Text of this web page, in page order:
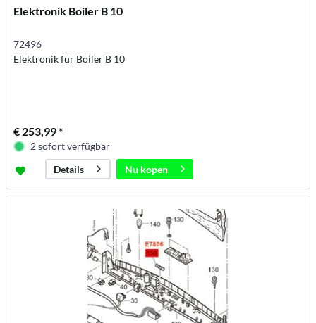
Elektronik Boiler B 10
72496
Elektronik für Boiler B 10
€ 253,99 *
2 sofort verfügbar
Details
Nu kopen